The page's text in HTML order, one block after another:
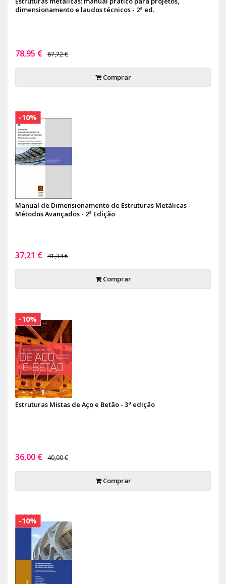
dimensionamento e laudos técnicos - 2ª ed.
78,95 € 87,72 €
Comprar
Manual de Dimensionamento de Estruturas Metálicas -
Métodos Avançados - 2ª Edição
37,21 € 41,34 €
Comprar
-10%
Estruturas Mistas de Aço e Betão - 3ª edição
36,00 € 40,00 €
Comprar
-10%
-10%